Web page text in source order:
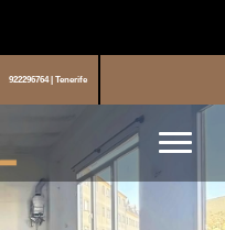
922296764 | Tenerife